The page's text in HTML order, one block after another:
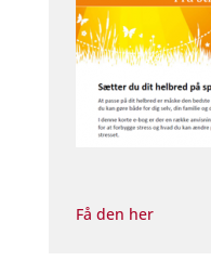
Få den her